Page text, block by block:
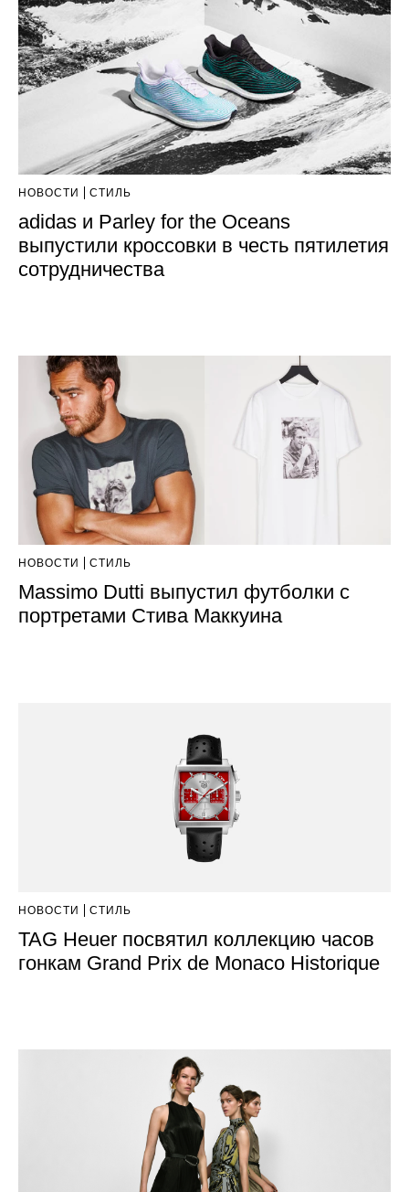
НОВОСТИ СТИЛЬ
adidas и Parley for the Oceans
выпустили кроссовки в честь пятилетия
сотрудничества
НОВОСТИ СТИЛЬ
Massimo Dutti выпустил футболки с
портретами Стива Маккуина
НОВОСТИ СТИЛЬ
TAG Heuer посвятил коллекцию часов
гонкам Grand Prix de Monaco Historique